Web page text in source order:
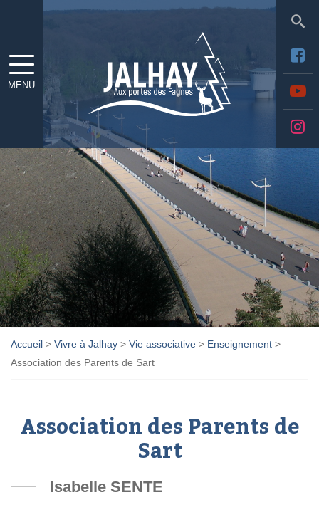
MENU
Accueil > Vivre à Jalhay > Vie associative > Enseignement >
Association des Parents de Sart
Association des Parents de
Sart
Isabelle SENTE